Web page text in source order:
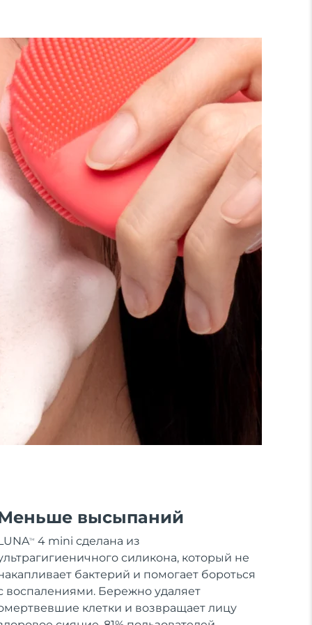
высыпаний
TM
4 mini сделана из
силикона, который не
бактерий и помогает бороться
воспалениями. Бережно удаляет
клетки и возвращает лицу